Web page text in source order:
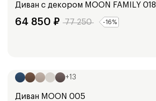
Диван с декором MOON FAMILY 018
64 850 ₽ 77 250 -16%
+13
Диван MOON 005